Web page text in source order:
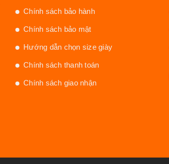
Chính sách bảo hành
Chính sách bảo mật
Hướng dẫn chọn size giày
Chính sách thanh toán
Chính sách giao nhận